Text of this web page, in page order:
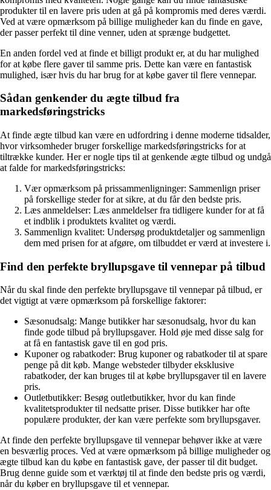
produkter til en lavere pris uden at gå på kompromis med deres værdi.
Ved at være opmærksom på billige muligheder kan du finde en gave,
der passer perfekt til dine venner, uden at sprænge budgettet.
En anden fordel ved at finde et billigt produkt er, at du har mulighed
for at købe flere gaver til samme pris. Dette kan være en fantastisk
mulighed, især hvis du har brug for at købe gaver til flere vennepar.
Sådan genkender du ægte tilbud fra
markedsføringstricks
At finde ægte tilbud kan være en udfordring i denne moderne tidsalder,
hvor virksomheder bruger forskellige markedsføringstricks for at
tiltrække kunder. Her er nogle tips til at genkende ægte tilbud og undgå
at falde for markedsføringstricks:
Vær opmærksom på prissammenligninger: Sammenlign priser
på forskellige steder for at sikre, at du får den bedste pris.
Læs anmeldelser: Læs anmeldelser fra tidligere kunder for at få
et indblik i produktets kvalitet og værdi.
Sammenlign kvalitet: Undersøg produktdetaljer og sammenlign
dem med prisen for at afgøre, om tilbuddet er værd at investere i.
Find den perfekte bryllupsgave til vennepar på tilbud
Når du skal finde den perfekte bryllupsgave til vennepar på tilbud, er
det vigtigt at være opmærksom på forskellige faktorer:
Sæsonudsalg: Mange butikker har sæsonudsalg, hvor du kan
finde gode tilbud på bryllupsgaver. Hold øje med disse salg for
at få en fantastisk gave til en god pris.
Kuponer og rabatkoder: Brug kuponer og rabatkoder til at spare
penge på dit køb. Mange websteder tilbyder eksklusive
rabatkoder, der kan bruges til at købe bryllupsgaver til en lavere
pris.
Outletbutikker: Besøg outletbutikker, hvor du kan finde
kvalitetsprodukter til nedsatte priser. Disse butikker har ofte
populære produkter, der kan være perfekte som bryllupsgaver.
At finde den perfekte bryllupsgave til vennepar behøver ikke at være
en besværlig proces. Ved at være opmærksom på billige muligheder og
ægte tilbud kan du købe en fantastisk gave, der passer til dit budget.
Brug denne guide som et værktøj til at finde den bedste pris og værdi,
når du køber en bryllupsgave til et vennepar.